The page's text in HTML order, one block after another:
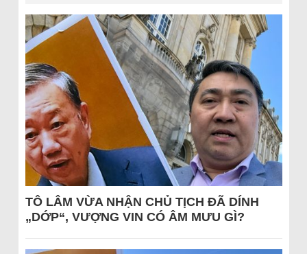
TÔ LÂM VỪA NHẬN CHỦ TỊCH ĐÃ DÍNH
„DỚP“, VƯỢNG VIN CÓ ÂM MƯU GÌ?